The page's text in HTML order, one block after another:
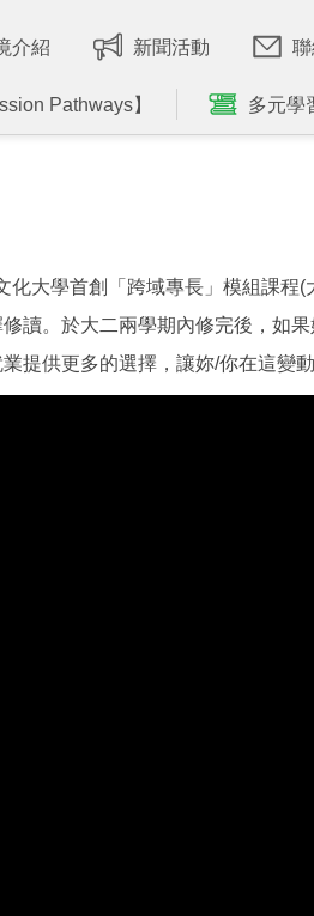
介紹 新聞活動
Pathways】 多元學
大學首創「跨域專長」模組課程
讀。於大二兩學期內修完後，如
提供更多的選擇，讓妳/你在這變